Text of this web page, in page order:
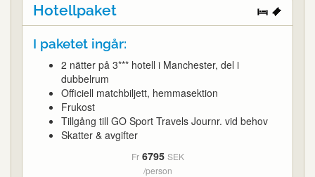
Hotellpaket
I paketet ingår:
2 nätter på 3*** hotell i Manchester, del i
dubbelrum
Officiell matchbiljett, hemmasektion
Frukost
Tillgång till GO Sport Travels Journr. vid behov
Skatter & avgifter
Fr 6795 SEK
/person